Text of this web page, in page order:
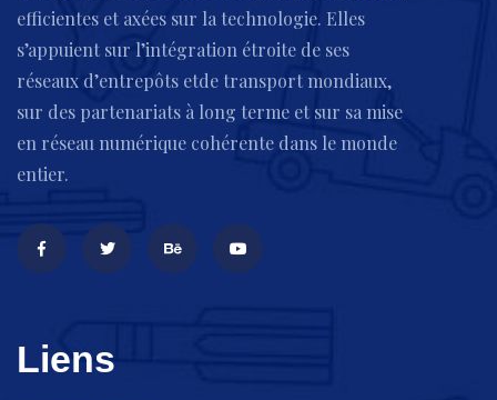
efficientes et axées sur la technologie. Elles
s’appuient sur l’intégration étroite de ses
réseaux d’entrepôts etde transport mondiaux,
sur des partenariats à long terme et sur sa mise
en réseau numérique cohérente dans le monde
entier.
Liens